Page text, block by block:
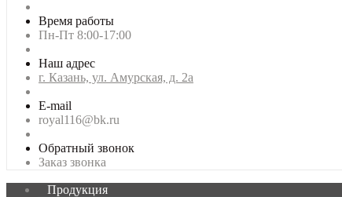
Время работы
Пн-Пт 8:00-17:00
Наш адрес
г. Казань, ул. Амурская, д. 2а
E-mail
royal116@bk.ru
Обратный звонок
Заказ звонка
Продукция